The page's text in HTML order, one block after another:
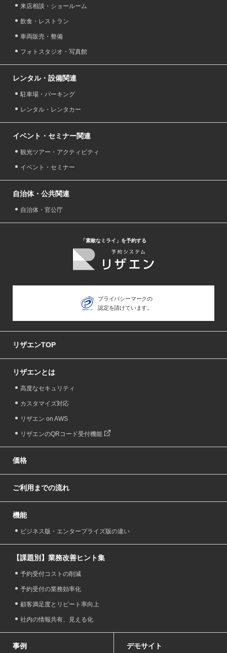
来店相談・ショールーム
飲食・レストラン
車両販売・整備
フォトスタジオ・写真館
レンタル・設備関連
駐車場・パーキング
レンタル・レンタカー
イベント・セミナー関連
観光ツアー・アクティビティ
イベント・セミナー
自治体・公共関連
自治体・官公庁
「素敵なミライ」を予約する
プライバシーマークの
認定を請けています。
リザエンTOP
リザエンとは
高度なセキュリティ
カスタマイズ対応
リザエン on AWS
リザエンのQRコード受付機能
価格
ご利用までの流れ
機能
ビジネス版・エンタープライズ版の違い
【課題別】業務改善ヒント集
予約受付コストの削減
予約受付の業務効率化
顧客満足度とリピート率向上
社内の情報共有、見える化
事例 デモサイト